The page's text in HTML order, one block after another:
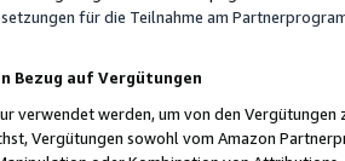
für die Teilnahme am
Bezug auf Vergütungen
verwendet werden, um von den
Vergütungen sowohl vom Amazon